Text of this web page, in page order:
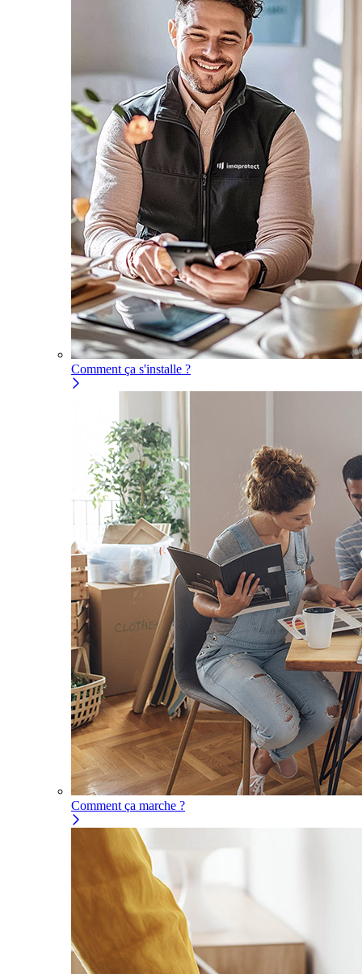
Comment ça s'installe ?
Comment ça marche ?